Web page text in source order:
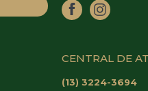
CENTRAL DE
(13) 3224-3694